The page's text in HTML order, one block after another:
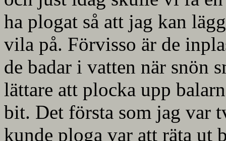
ha plogat så att jag kan
vila på. Förvisso är de
de badar i vatten när snön
lättare att plocka upp
bit. Det första som jag var
kunde ploga var att räta ut